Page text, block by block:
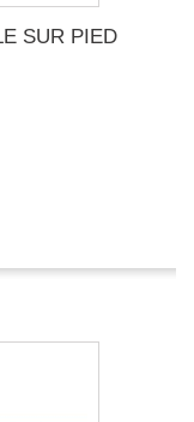
SUR PIED